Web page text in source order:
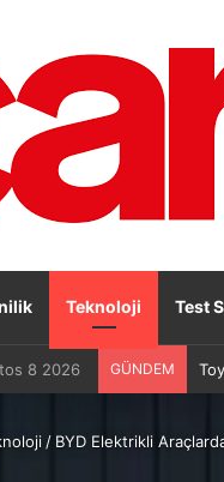
Teknoloji Test
8 2026 GÜNDEM
/ BYD Elektrikli